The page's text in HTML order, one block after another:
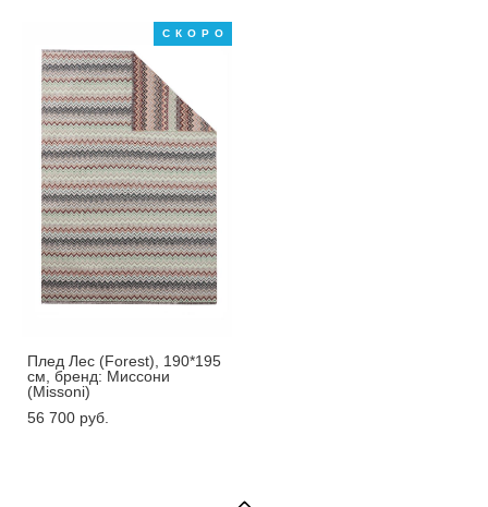
СКОРО
Плед Лес (Forest), 190*195
см, бренд: Миссони
(Missoni)
56 700 pуб.